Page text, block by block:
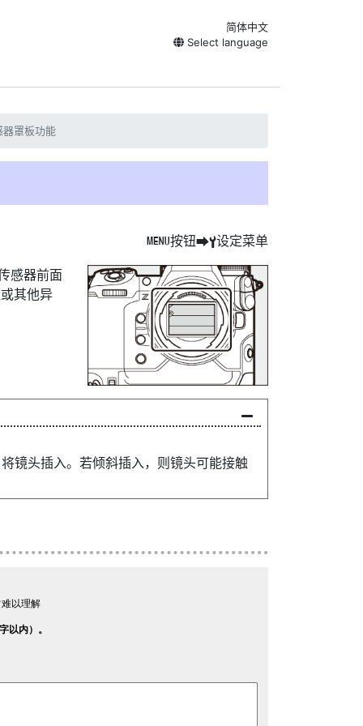
简体中文
Select language
器罩板功能
G按钮UB设定菜单
感器前面
其他异
镜头插入。若倾斜插入，则镜头可能接触